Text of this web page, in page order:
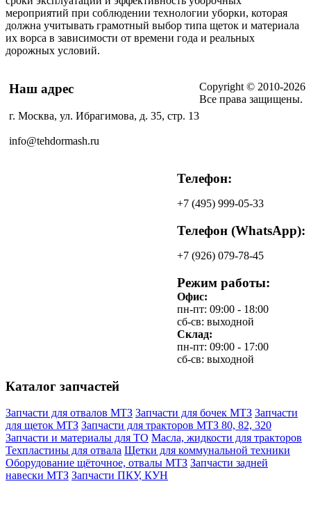
мероприятий при соблюдении технологии уборки, которая
должна учитывать грамотный выбор типа щеток и материала
их ворса в зависимости от времени года и реальных
дорожных условий.
Copyright © 2010-2026
Все права защищены.
Наш адрес
г. Москва, ул. Ибрагимова, д. 35, стр. 13
info@tehdormash.ru
Телефон:
+7 (495) 999-05-33
Телефон (WhatsApp):
+7 (926) 079-78-45
Режим работы:
Офис:
пн-пт: 09:00 - 18:00
сб-св: выходной
Склад:
пн-пт: 09:00 - 17:00
сб-св: выходной
Каталог запчастей
Запчасти для отвалов МТЗ Запчасти для бочек МТЗ Запчасти
для щеток МТЗ Запчасти для тракторов МТЗ 80, 82, 320
Запчасти и материалы для ТО Масла, жидкости для тракторов
Техпластины для отвала Щетки для коммунальной техники
Оборудование щёточное, отвалы МТЗ Запчасти задней
навески МТЗ Запчасти ПКУ, КУН